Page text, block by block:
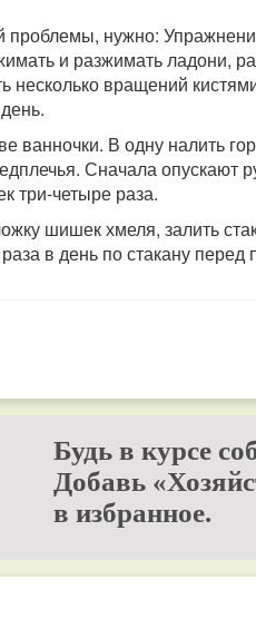
проблемы, нужно:
и разжимать ладони,
несколько вращений
ванночки. В одну налить
Сначала опускают
три-четыре раза.
шишек хмеля, залить
в день по стакану
Будь в курсе
Добавь
в избранное.